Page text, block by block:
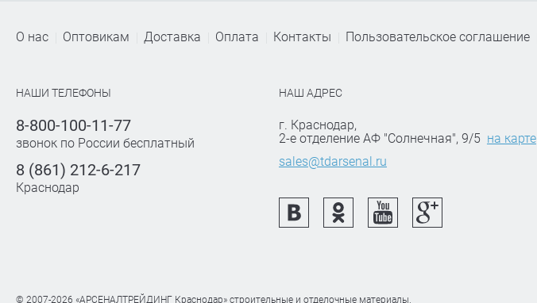
О нас Оптовикам Доставка Оплата Контакты Пользовательское соглашение
НАШИ ТЕЛЕФОНЫ
8-800-100-11-77
звонок по России бесплатный
8 (861) 212-6-217
Краснодар
НАШ АДРЕС
г. Краснодар,
2-е отделение АФ "Солнечная", 9/5 на карте
sales@tdarsenal.ru
© 2007-2026 «АРСЕНАЛТРЕЙДИНГ Краснодар» строительные и отделочные материалы.